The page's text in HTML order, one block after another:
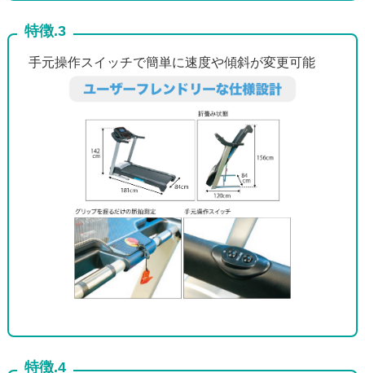
特徴.3
手元操作スイッチで簡単に速度や傾斜が変更可能
特徴.4